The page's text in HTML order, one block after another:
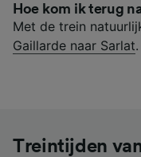
Hoe kom ik terug
Met de trein
Gaillarde naar Sarlat.
Treintijden